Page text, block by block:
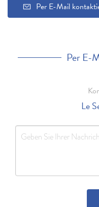
Per E-Mail
Per E-
Le